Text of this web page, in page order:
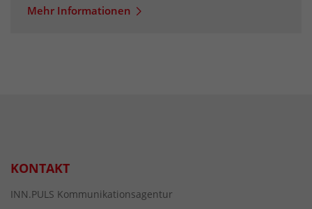
Mehr Informationen
KONTAKT
INN.PULS Kommunikationsagentur